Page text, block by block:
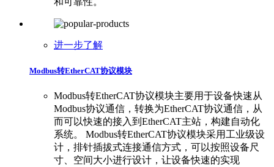
进一步了解
Modbus转EtherCAT协议模块
Modbus转EtherCAT协议模块主要用于设备快速从
Modbus协议通信，转换为EtherCAT协议通信，从
而可以快速的接入到EtherCAT主站，构建自动化
系统。 Modbus转EtherCAT协议模块采用工业级设
计，排针插拔式连接通信方式，可以按照设备尺
寸、空间大小进行设计，让设备快速的实现